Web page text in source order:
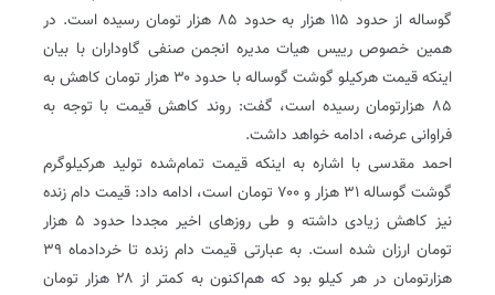
گوساله از حدود ۱۱۵ هزار به حدود ۸۵ هزار تومان رسیده است. در
همین خصوص رییس هیات مدیره انجمن صنفی گاوداران با بیان
اینکه قیمت هرکیلو گوشت گوساله با حدود ۳۰ هزار تومان کاهش به
۸۵ هزارتومان رسیده است، گفت: روند کاهش قیمت با توجه به
فراوانی عرضه، ادامه خواهد داشت.
احمد مقدسی با اشاره به اینکه قیمت تمام‌شده تولید هرکیلوگرم
گوشت گوساله ۳۱ هزار و ۷۰۰ تومان است، ادامه داد: قیمت دام زنده
نیز کاهش زیادی داشته و طی روزهای اخیر مجددا حدود ۵ هزار
تومان ارزان شده است. به عبارتی قیمت دام زنده تا خردادماه ۳۹
هزارتومان در هر کیلو بود که هم‌اکنون به کمتر از ۲۸ هزار تومان